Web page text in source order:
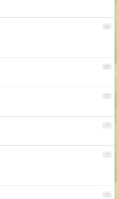
68
69
70
71
72
73